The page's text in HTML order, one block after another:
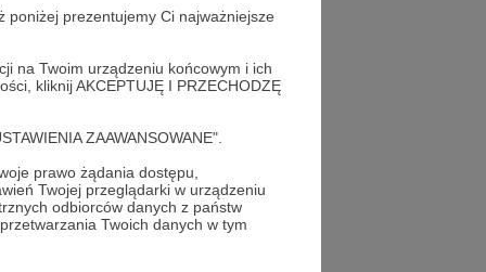
poniżej prezentujemy Ci najważniejsze
na Twoim urządzeniu końcowym i ich
kliknij AKCEPTUJĘ I PRZECHODZĘ
ZAAWANSOWANE".
prawo żądania dostępu,
Twojej przeglądarki w urządzeniu
odbiorców danych z państw
Twoich danych w tym
profil autora